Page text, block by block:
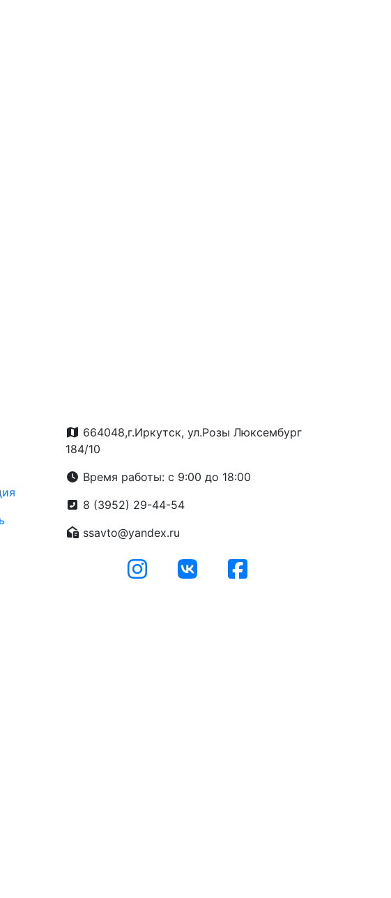
664048,г.Иркутск, ул.Розы Люксембург
184/10
Время работы: с 9:00 до 18:00
8 (3952) 29-44-54
ssavto@yandex.ru